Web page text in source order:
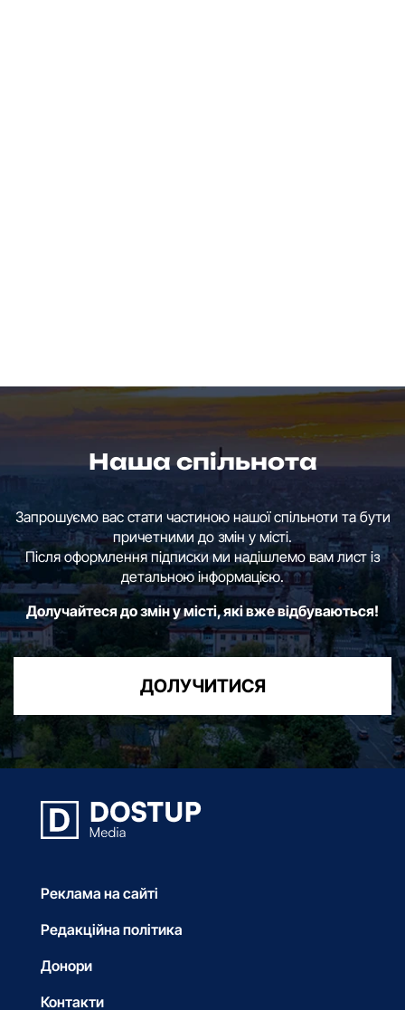
Наша спільнота
Запрошуємо вас стати частиною нашої спільноти та бути
причетними до змін у місті.
Після оформлення підписки ми надішлемо вам лист із
детальною інформацією.
Долучайтеся до змін у місті, які вже відбуваються!
ДОЛУЧИТИСЯ
Реклама на сайті
Редакційна політика
Донори
Контакти